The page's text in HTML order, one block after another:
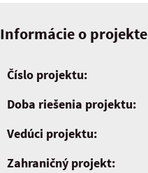
Informácie o projekte
Číslo projektu:
Doba riešenia projektu:
Vedúci projektu:
Zahraničný projekt: